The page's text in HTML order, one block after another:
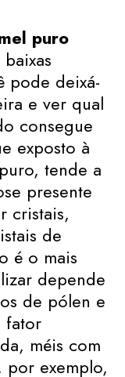
puro
pode deixá-
e ver qual
consegue
exposto à
tende a
presente
cristais,
de
é o mais
depende
de pólen e
fator
méis com
por exemplo,